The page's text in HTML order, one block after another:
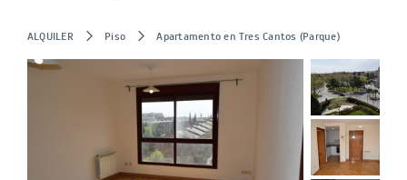
ALQUILER Piso Apartamento en Tres Cantos (Parque)